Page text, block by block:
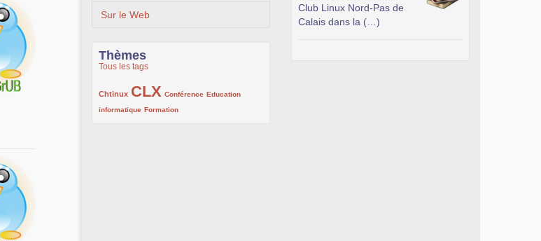
Sur le Web
Thèmes
Tous les tags
Chtinux
222/1002CLX
1002/1002 Conférence
132/1002
Education
informatique
119/1002 Formation
168/1002
Club Linux Nord-Pas de
Calais dans la (…)